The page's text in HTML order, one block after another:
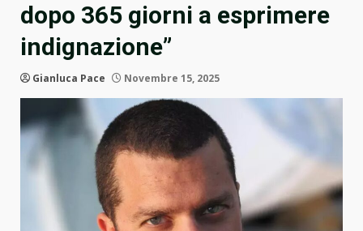
dopo 365 giorni a esprimere
indignazione”
Gianluca Pace Novembre 15, 2025